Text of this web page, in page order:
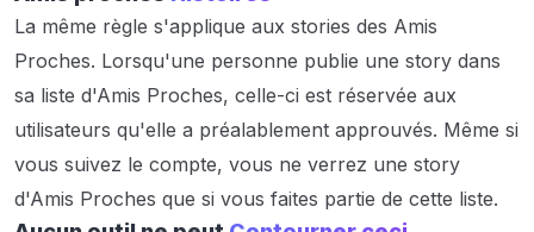
La même règle s'applique aux stories des Amis
Proches. Lorsqu'une personne publie une story dans
sa liste d'Amis Proches, celle-ci est réservée aux
utilisateurs qu'elle a préalablement approuvés. Même si
vous suivez le compte, vous ne verrez une story
d'Amis Proches que si vous faites partie de cette liste.